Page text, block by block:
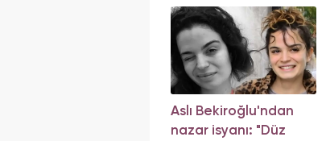
Aslı Bekiroğlu'ndan
nazar isyanı: "Düz